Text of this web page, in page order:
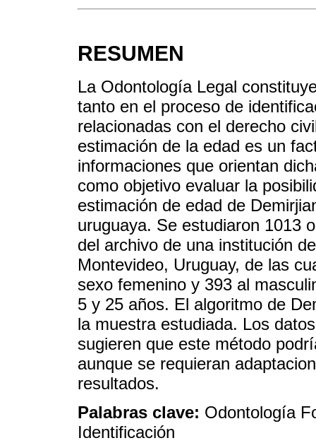
RESUMEN
La Odontología Legal
tanto en el proceso de
relacionadas con el derecho
estimación de la edad es un
informaciones que orientan
como objetivo evaluar la
estimación de edad de
uruguaya. Se estudiaron 1013
del archivo de una institución
Montevideo, Uruguay, de las
sexo femenino y 393 al
5 y 25 años. El algoritmo de
la muestra estudiada. Los
sugieren que este método
aunque se requieran
resultados.
Palabras clave: Odontología
Identificación